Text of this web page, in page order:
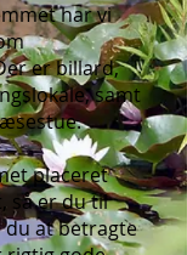
har vi
er billard,
samt
placeret
så er du til
du at betragte